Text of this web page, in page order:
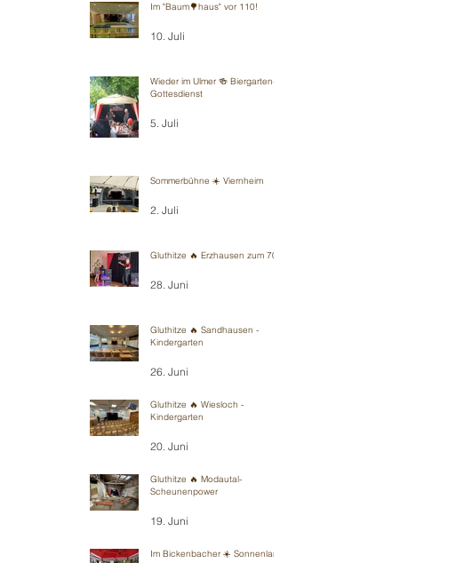
Im "Baum🌳haus" vor 110!
10. Juli
Wieder im Ulmer 🍻 Biergarten-
Gottesdienst
5. Juli
Sommerbühne ☀️ Viernheim
2. Juli
Gluthitze 🔥 Erzhausen zum 70.
28. Juni
Gluthitze 🔥 Sandhausen -
Kindergarten
26. Juni
Gluthitze 🔥 Wiesloch -
Kindergarten
20. Juni
Gluthitze 🔥 Modautal-
Scheunenpower
19. Juni
Im Bickenbacher ☀️ Sonnenland